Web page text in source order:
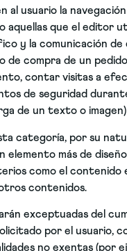
al usuario la
aquellas que el editor
y la comunicación
de compra de un
contar visitas a
de seguridad
de un texto o
categoría, por su
elemento más de
como el contenido
contenidos.
exceptuadas del
por el usuario,
no exentas (por